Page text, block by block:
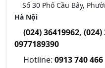
Số 30 Phố Cầu Bây,
Hà Nội
(024) 36419962, (024)
0977189390
Hotline: 0913 740 466